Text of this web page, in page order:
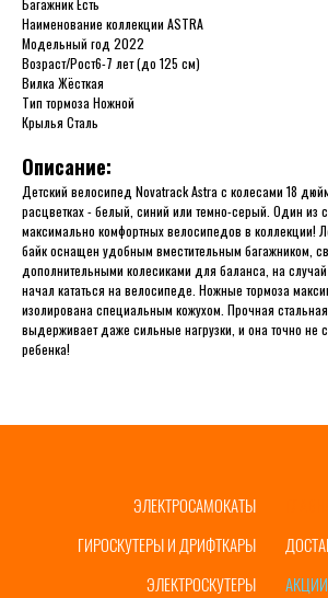
Багажник Есть
Наименование коллекции ASTRA
Модельный год 2022
Возраст/Рост6-7 лет (до 125 см)
Вилка Жёсткая
Тип тормоза Ножной
Крылья Сталь
Описание:
Детский велосипед Novatrack Astra с колесами 18
расцветках - белый, синий или темно-серый. Один из
максимально комфортных велосипедов в коллекции!
байк оснащен удобным вместительным багажником,
дополнительными колесиками для баланса, на
начал кататься на велосипеде. Ножные тормоза
изолирована специальным кожухом. Прочная
выдерживает даже сильные нагрузки, и она точно не
ребенка!
ЭЛЕКТРОСАМОКАТЫ
ГИРОСКУТЕРЫ И ДРИФТКАРЫ
ЭЛЕКТРОСКУТЕРЫ
АКЦИИ